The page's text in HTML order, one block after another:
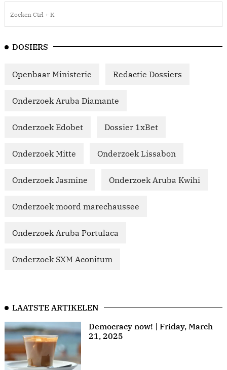
DOSIERS
Openbaar Ministerie Redactie Dossiers
Onderzoek Aruba Diamante
Onderzoek Edobet Dossier 1xBet
Onderzoek Mitte Onderzoek Lissabon
Onderzoek Jasmine Onderzoek Aruba Kwihi
Onderzoek moord marechaussee
Onderzoek Aruba Portulaca
Onderzoek SXM Aconitum
LAATSTE ARTIKELEN
Democracy now! | Friday, March
21, 2025